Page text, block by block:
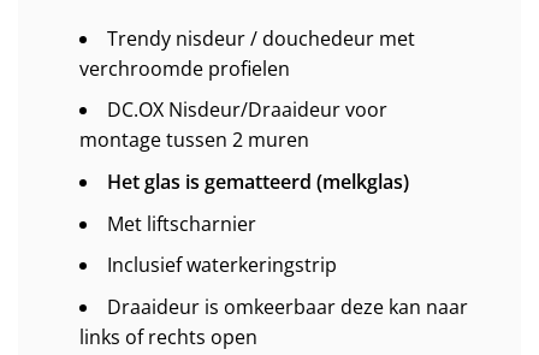
Trendy nisdeur / douchedeur met
verchroomde profielen
DC.OX Nisdeur/Draaideur voor
montage tussen 2 muren
Het glas is gematteerd (melkglas)
Met liftscharnier
Inclusief waterkeringstrip
Draaideur is omkeerbaar deze kan naar
links of rechts open